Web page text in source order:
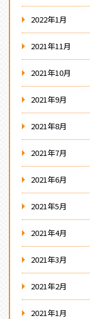
2022年1月
2021年11月
2021年10月
2021年9月
2021年8月
2021年7月
2021年6月
2021年5月
2021年4月
2021年3月
2021年2月
2021年1月